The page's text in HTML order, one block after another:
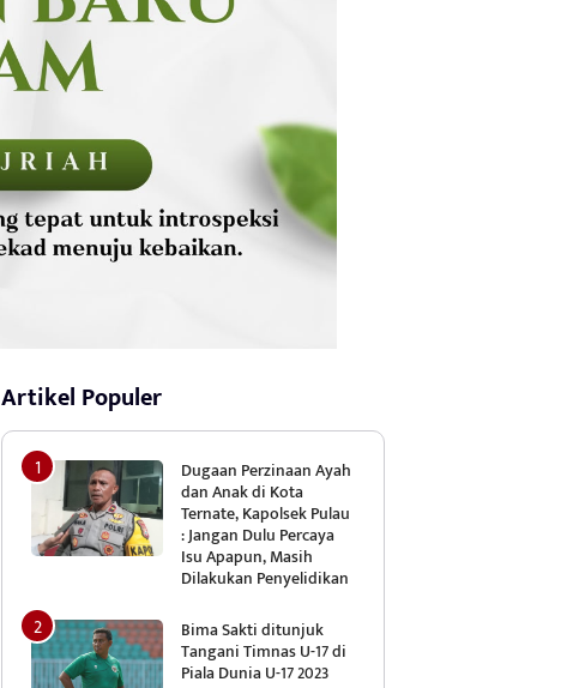
Artikel Populer
Dugaan Perzinaan Ayah
dan Anak di Kota
Ternate, Kapolsek Pulau
: Jangan Dulu Percaya
Isu Apapun, Masih
Dilakukan Penyelidikan
Bima Sakti ditunjuk
Tangani Timnas U-17 di
Piala Dunia U-17 2023